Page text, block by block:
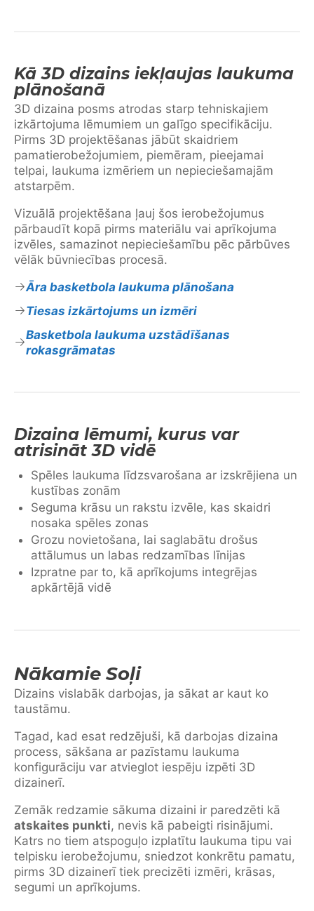
Kā 3D dizains iekļaujas laukuma
plānošanā
3D dizaina posms atrodas starp tehniskajiem
izkārtojuma lēmumiem un galīgo specifikāciju.
Pirms 3D projektēšanas jābūt skaidriem
pamatierobežojumiem, piemēram, pieejamai
telpai, laukuma izmēriem un nepieciešamajām
atstarpēm.
Vizuālā projektēšana ļauj šos ierobežojumus
pārbaudīt kopā pirms materiālu vai aprīkojuma
izvēles, samazinot nepieciešamību pēc pārbūves
vēlāk būvniecības procesā.
Āra basketbola laukuma plānošana
Tiesas izkārtojums un izmēri
Basketbola laukuma uzstādīšanas
rokasgrāmatas
Dizaina lēmumi, kurus var
atrisināt 3D vidē
Spēles laukuma līdzsvarošana ar izskrējiena un
kustības zonām
Seguma krāsu un rakstu izvēle, kas skaidri
nosaka spēles zonas
Grozu novietošana, lai saglabātu drošus
attālumus un labas redzamības līnijas
Izpratne par to, kā aprīkojums integrējas
apkārtējā vidē
Nākamie Soļi
Dizains vislabāk darbojas, ja sākat ar kaut ko
taustāmu.
Tagad, kad esat redzējuši, kā darbojas dizaina
process, sākšana ar pazīstamu laukuma
konfigurāciju var atvieglot iespēju izpēti 3D
dizainerī.
Zemāk redzamie sākuma dizaini ir paredzēti kā
atskaites punkti, nevis kā pabeigti risinājumi.
Katrs no tiem atspoguļo izplatītu laukuma tipu vai
telpisku ierobežojumu, sniedzot konkrētu pamatu,
pirms 3D dizainerī tiek precizēti izmēri, krāsas,
segumi un aprīkojums.